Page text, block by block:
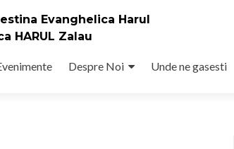
Evanghelica Harul
HARUL Zalau
Despre Noi Unde ne gasesti